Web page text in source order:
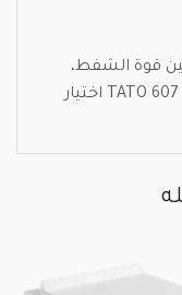
قوة الشفط،
سرعة التصريف، والجودة العالية، فإن TATO 607 اختيار